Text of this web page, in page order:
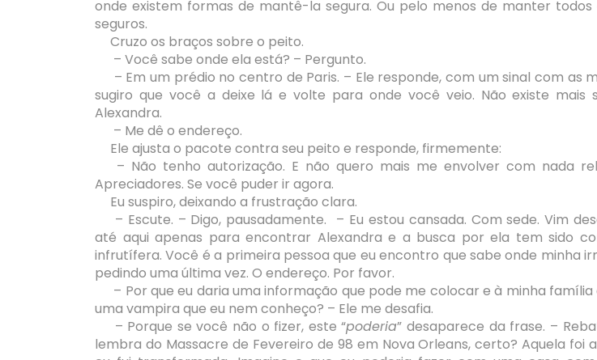
onde existem formas de mantê-la segura. Ou pelo menos de manter
seguros.
Cruzo os braços sobre o peito.
– Você sabe onde ela está? – Pergunto.
– Em um prédio no centro de Paris. – Ele responde, com um sinal com as
sugiro que você a deixe lá e volte para onde você veio. Não existe mais
Alexandra.
– Me dê o endereço.
Ele ajusta o pacote contra seu peito e responde, firmemente:
– Não tenho autorização. E não quero mais me envolver com nada
Apreciadores. Se você puder ir agora.
Eu suspiro, deixando a frustração clara.
– Escute. – Digo, pausadamente. – Eu estou cansada. Com sede. Vim
até aqui apenas para encontrar Alexandra e a busca por ela tem sido
infrutífera. Você é a primeira pessoa que eu encontro que sabe onde minha
pedindo uma última vez. O endereço. Por favor.
– Por que eu daria uma informação que pode me colocar e à minha
uma vampira que eu nem conheço? – Ele me desafia.
– Porque se você não o fizer, este “poderia” desaparece da frase. –
lembra do Massacre de Fevereiro de 98 em Nova Orleans, certo? Aquela foi